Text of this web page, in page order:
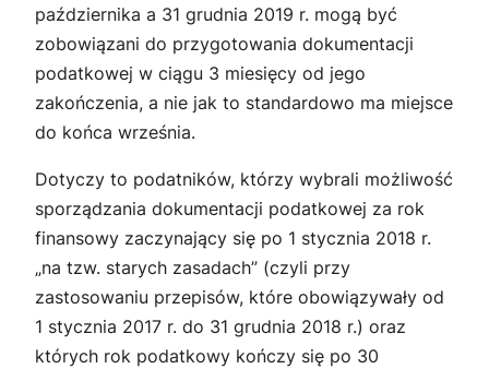
października a 31 grudnia 2019 r. mogą być
zobowiązani do przygotowania dokumentacji
podatkowej w ciągu 3 miesięcy od jego
zakończenia, a nie jak to standardowo ma miejsce
do końca września.
Dotyczy to podatników, którzy wybrali możliwość
sporządzania dokumentacji podatkowej za rok
finansowy zaczynający się po 1 stycznia 2018 r.
„na tzw. starych zasadach” (czyli przy
zastosowaniu przepisów, które obowiązywały od
1 stycznia 2017 r. do 31 grudnia 2018 r.) oraz
których rok podatkowy kończy się po 30